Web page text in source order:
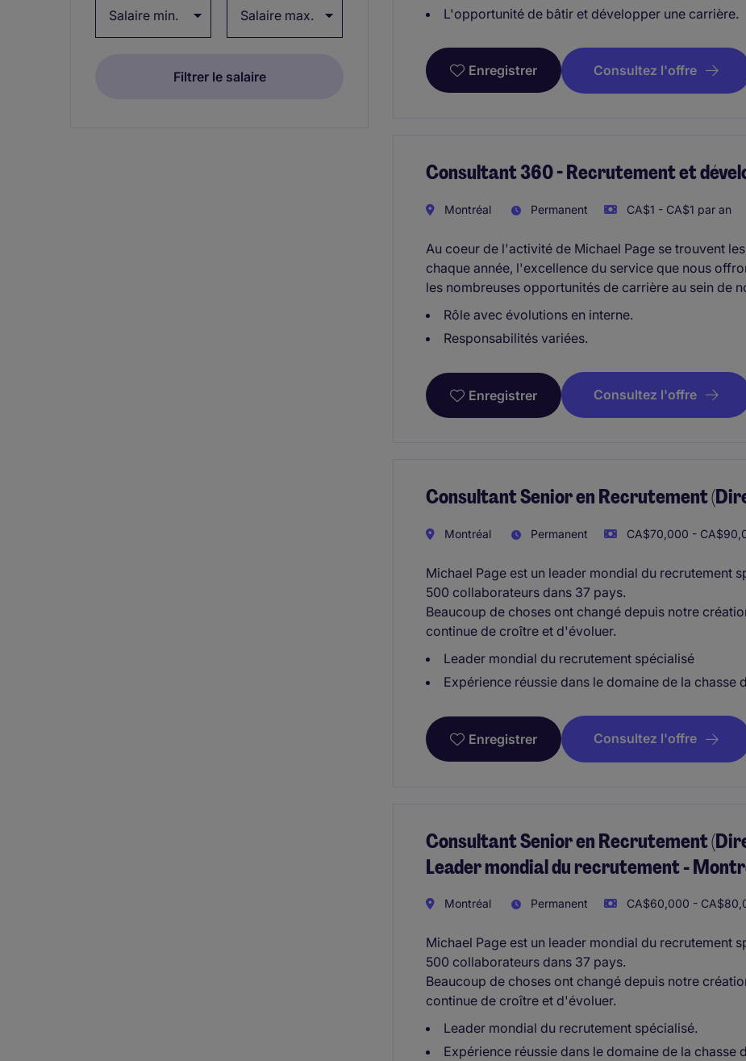
L'opportunité de bâtir et développer une carrière.
Enregistrer Consultez l'offre
Consultant 360 - Recrutement et
Montréal Permanent CA$1 - CA$1 par an
Au coeur de l'activité de Michael Page se trouvent
chaque année, l'excellence du service que nous
les nombreuses opportunités de carrière au sein de
Rôle avec évolutions en interne.
Responsabilités variées.
Enregistrer Consultez l'offre
Consultant Senior en Recrutement
Montréal Permanent CA$70,000 -
Michael Page est un leader mondial du recrutement
500 collaborateurs dans 37 pays.
Beaucoup de choses ont changé depuis notre
continue de croître et d'évoluer.
Leader mondial du recrutement spécialisé
Expérience réussie dans le domaine de la chasse
Enregistrer Consultez l'offre
Consultant Senior en Recrutement
Leader mondial du recrutement -
Montréal Permanent CA$60,000 -
Michael Page est un leader mondial du recrutement
500 collaborateurs dans 37 pays.
Beaucoup de choses ont changé depuis notre
continue de croître et d'évoluer.
Leader mondial du recrutement spécialisé.
Expérience réussie dans le domaine de la chasse